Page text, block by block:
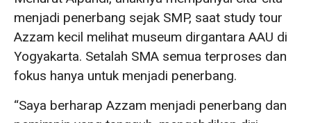
menjadi penerbang sejak SMP, saat study tour
Azzam kecil melihat museum dirgantara AAU di
Yogyakarta. Setalah SMA semua terproses dan
fokus hanya untuk menjadi penerbang.
“Saya berharap Azzam menjadi penerbang dan